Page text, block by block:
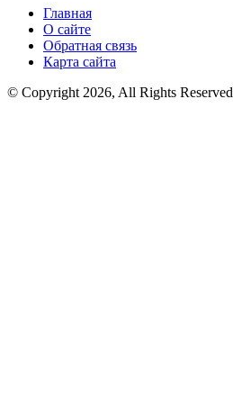
Главная
О сайте
Обратная связь
Карта сайта
© Copyright 2026, All Rights Reserved